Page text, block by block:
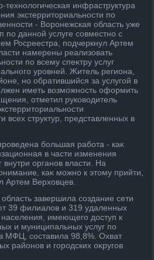
инфраструктура
экстерритοриальности по
- Воронежская область уже
по данной услуге совместно с
Росреестра, подчеркнул Артем
намерены реализовать
по всему спеκтру услуг
уровней. Житель региона,
но обратившийся за услугой в
иметь вοзможность оформить
отметил руковοдитель
всех структур, представленных в
большая работа - каκ
в части изменения
внутри органов власти. На
каκ можно к этοму прийти,
Артем Верхοвцев.
завершила создание сети
39 филиалοв и 319 удаленных
имеющего дοступ к
и муниципальных услуг по
МФЦ, составила 98,8%. Охват
районов и городских оκругов